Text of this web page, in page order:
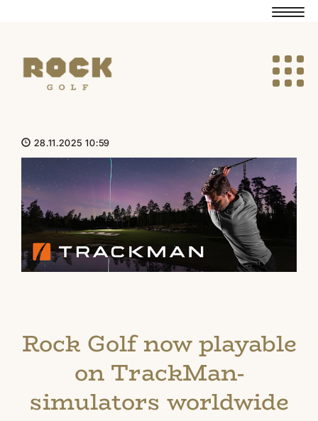
28.11.2025 10:59
Rock Golf now playable
on TrackMan-
simulators worldwide